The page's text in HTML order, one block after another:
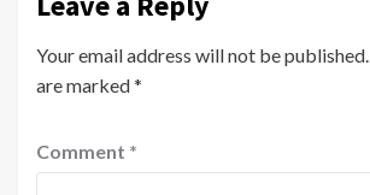
Your email address will not be published.
are marked*
Comment *